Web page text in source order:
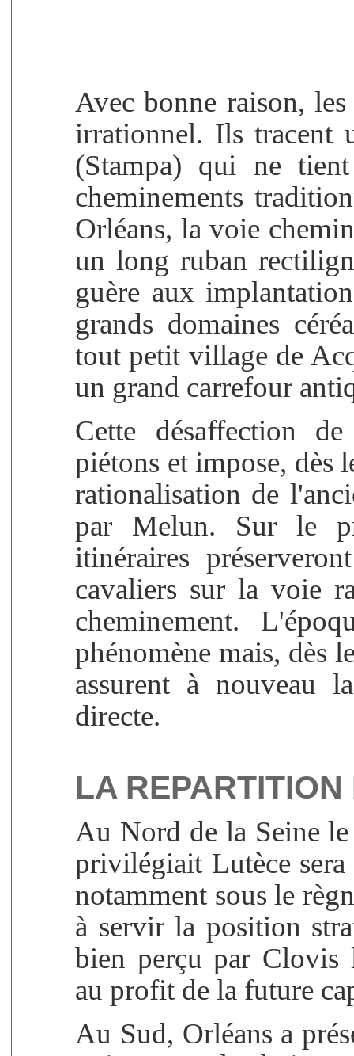
Avec bonne raison,
irrationnel. Ils tracent
(Stampa) qui ne
cheminements
Orléans, la voie
un long ruban
guère aux
grands domaines
tout petit village de
un grand carrefour
Cette désaffection
piétons et impose, dès
rationalisation de
par Melun. Sur le
itinéraires
cavaliers sur la voie
cheminement.
phénomène mais, dès
assurent à nouveau
directe.
LA
Au Nord de la Seine
privilégiait Lutèce
notamment sous le
à servir la position
bien perçu par Clovis
au profit de la future
Au Sud, Orléans a